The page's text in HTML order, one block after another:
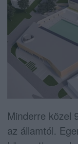
Minderre közel
az államtól.